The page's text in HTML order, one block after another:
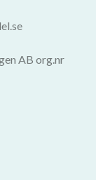
AB org.nr